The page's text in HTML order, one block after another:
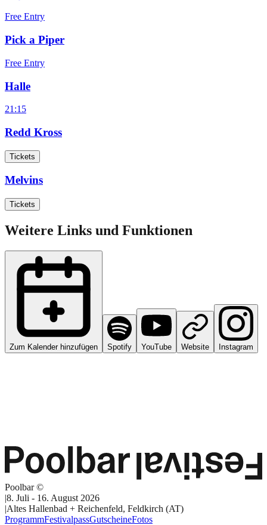
Free Entry
Pick a Piper
Free Entry
Halle
21:15
Redd Kross
Tickets
Melvins
Tickets
Weitere Links und Funktionen
Zum Kalender hinzufügen Spotify YouTube Website Instagram
Poolbar ©
|8. Juli - 16. August 2026
|Altes Hallenbad + Reichenfeld, Feldkirch (AT)
ProgrammFestivalpassGutscheineFotos